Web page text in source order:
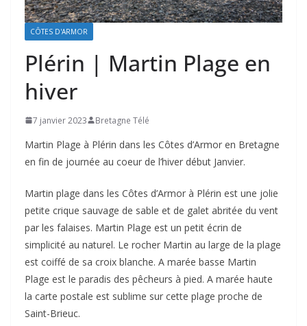
CÔTES D'ARMOR
Plérin | Martin Plage en
hiver
7 janvier 2023 Bretagne Télé
Martin Plage à Plérin dans les Côtes d’Armor en Bretagne
en fin de journée au coeur de l’hiver début Janvier.
Martin plage dans les Côtes d’Armor à Plérin est une jolie
petite crique sauvage de sable et de galet abritée du vent
par les falaises. Martin Plage est un petit écrin de
simplicité au naturel. Le rocher Martin au large de la plage
est coiffé de sa croix blanche. A marée basse Martin
Plage est le paradis des pêcheurs à pied. A marée haute
la carte postale est sublime sur cette plage proche de
Saint-Brieuc.